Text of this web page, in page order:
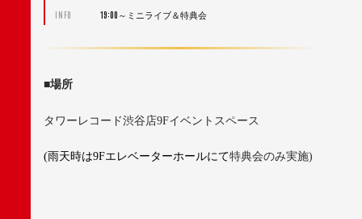
INFO 19:00～ミニライブ＆特典会
■場所
タワーレコード渋谷店9Fイベントスペース
(雨天時は9Fエレベーターホールにて特典会のみ実施)